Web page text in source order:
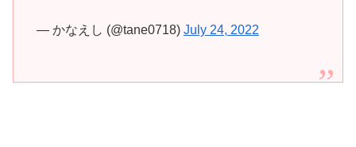
— かなえし (@tane0718) July 24, 2022